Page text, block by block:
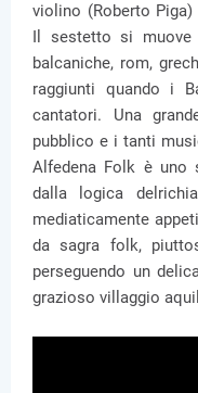
violino (Roberto
Il sestetto si
balcaniche, rom,
raggiunti quando i
cantatori. Una
pubblico e i tanti
Alfedena Folk è
dalla logica
mediaticamente
da sagra folk,
perseguendo un
grazioso villaggio